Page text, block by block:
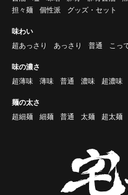
担々麺
個性派 グッズ・セット
味わい
超あっさり
あっさり 普通 こっ
味の濃さ
超薄味
薄味 普通 濃味 超濃味
麺の太さ
超細麺
細麺 普通 太麺 超太麺